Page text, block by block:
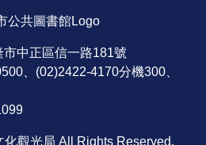
中正區信一路181號
、(02)2422-4170分機300、
觀光局 All Rights Reserved.